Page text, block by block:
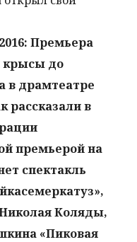
Премьера
крысы до
в драмтеатре
рассказали в
премьерой на
спектакль
Коляды,
«Пиковая